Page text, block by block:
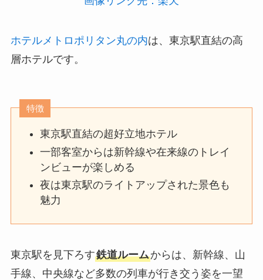
ホテルメトロポリタン丸の内は、東京駅直結の高
層ホテルです。
特徴
東京駅直結の超好立地ホテル
一部客室からは新幹線や在来線のトレイ
ンビューが楽しめる
夜は東京駅のライトアップされた景色も
魅力
東京駅を見下ろす鉄道ルームからは、新幹線、山
手線、中央線など多数の列車が行き交う姿を一望